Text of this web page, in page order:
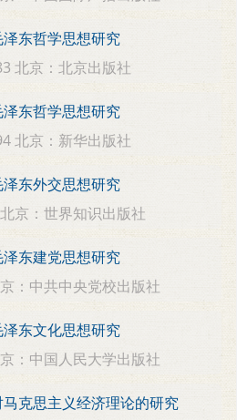
泽东哲学思想研究
北京：北京出版社
泽东哲学思想研究
北京：新华出版社
泽东外交思想研究
京：世界知识出版社
泽东建党思想研究
：中共中央党校出版社
泽东文化思想研究
：中国人民大学出版社
克思主义经济理论的研究